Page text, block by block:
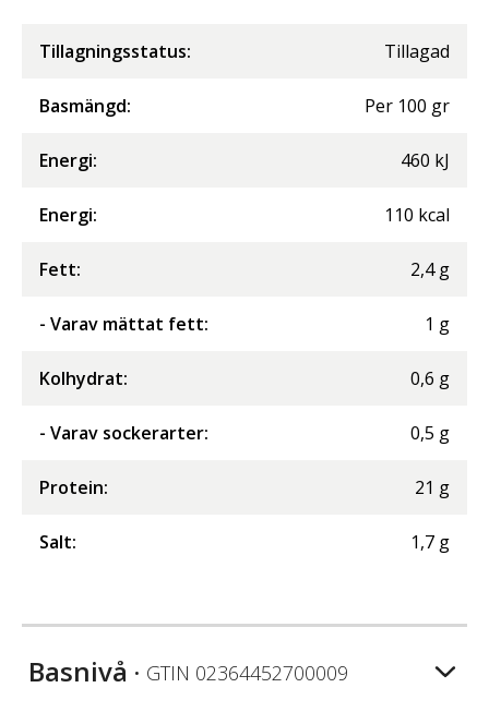
Tillagningsstatus: Tillagad
Basmängd: Per 100 gr
Energi: 460 kJ
Energi: 110 kcal
Fett: 2,4 g
- Varav mättat fett: 1 g
Kolhydrat: 0,6 g
- Varav sockerarter: 0,5 g
Protein: 21 g
Salt: 1,7 g
Basnivå • GTIN 02364452700009